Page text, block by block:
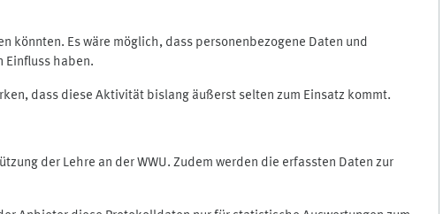
könnten. Es wäre möglich, dass personenbezogene Daten und
Einfluss haben.
dass diese Aktivität bislang äußerst selten zum Einsatz kommt.
der Lehre an der WWU. Zudem werden die erfassten Daten zur